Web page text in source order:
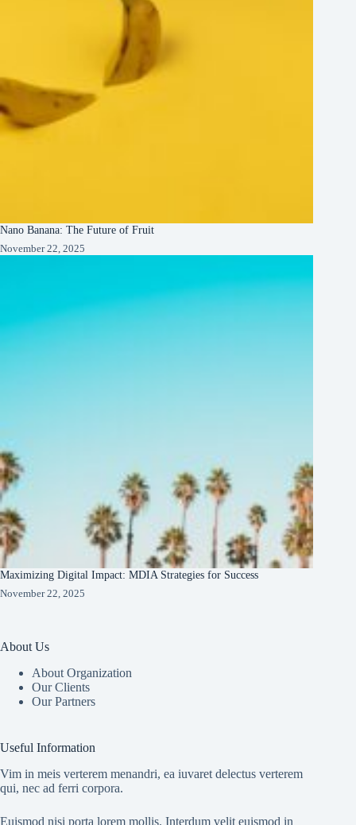
Nano Banana: The Future of Fruit
November 22, 2025
Maximizing Digital Impact: MDIA Strategies for Success
November 22, 2025
About Us
About Organization
Our Clients
Our Partners
Useful Information
Vim in meis verterem menandri, ea iuvaret delectus verterem
qui, nec ad ferri corpora.
Euismod nisi porta lorem mollis. Interdum velit euismod in